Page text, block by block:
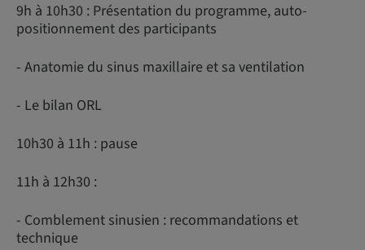
9h à 10h30 : Présentation du programme, auto-
positionnement des participants
- Anatomie du sinus maxillaire et sa ventilation
- Le bilan ORL
10h30 à 11h : pause
11h à 12h30 :
- Comblement sinusien : recommandations et
technique